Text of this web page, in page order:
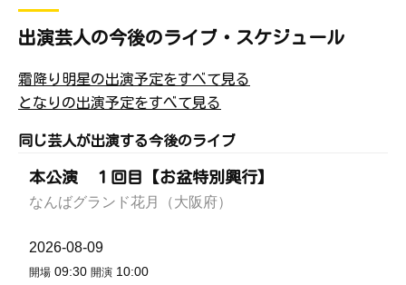
出演芸人の今後のライブ・スケジュール
霜降り明星の出演予定をすべて見る
となりの出演予定をすべて見る
同じ芸人が出演する今後のライブ
本公演 １回目【お盆特別興行】
なんばグランド花月（大阪府）
2026-08-09
開場 09:30 開演 10:00